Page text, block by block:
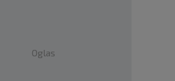
Oglas